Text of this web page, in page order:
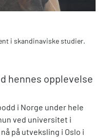
i skandinaviske studier.
hennes opplevelse
i Norge under hele
ved universitet i
på utveksling i Oslo i